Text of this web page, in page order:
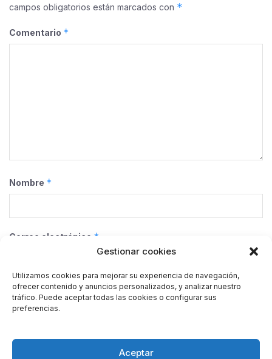
Gestionar cookies
Utilizamos cookies para mejorar su experiencia de navegación,
ofrecer contenido y anuncios personalizados, y analizar nuestro
tráfico. Puede aceptar todas las cookies o configurar sus
preferencias.
Aceptar
campos obligatorios están marcados con *
Comentario *
Nombre *
Correo electrónico *
Web